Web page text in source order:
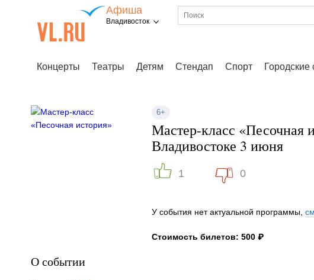
Афиша
Владивосток
Концерты Театры Детям Стендап Спорт Городские
6+
Мастер-класс «Песочная
Владивостоке 3 июня
1 0
У события нет актуальной программы,
Стоимость билетов: 500 ₽
О событии